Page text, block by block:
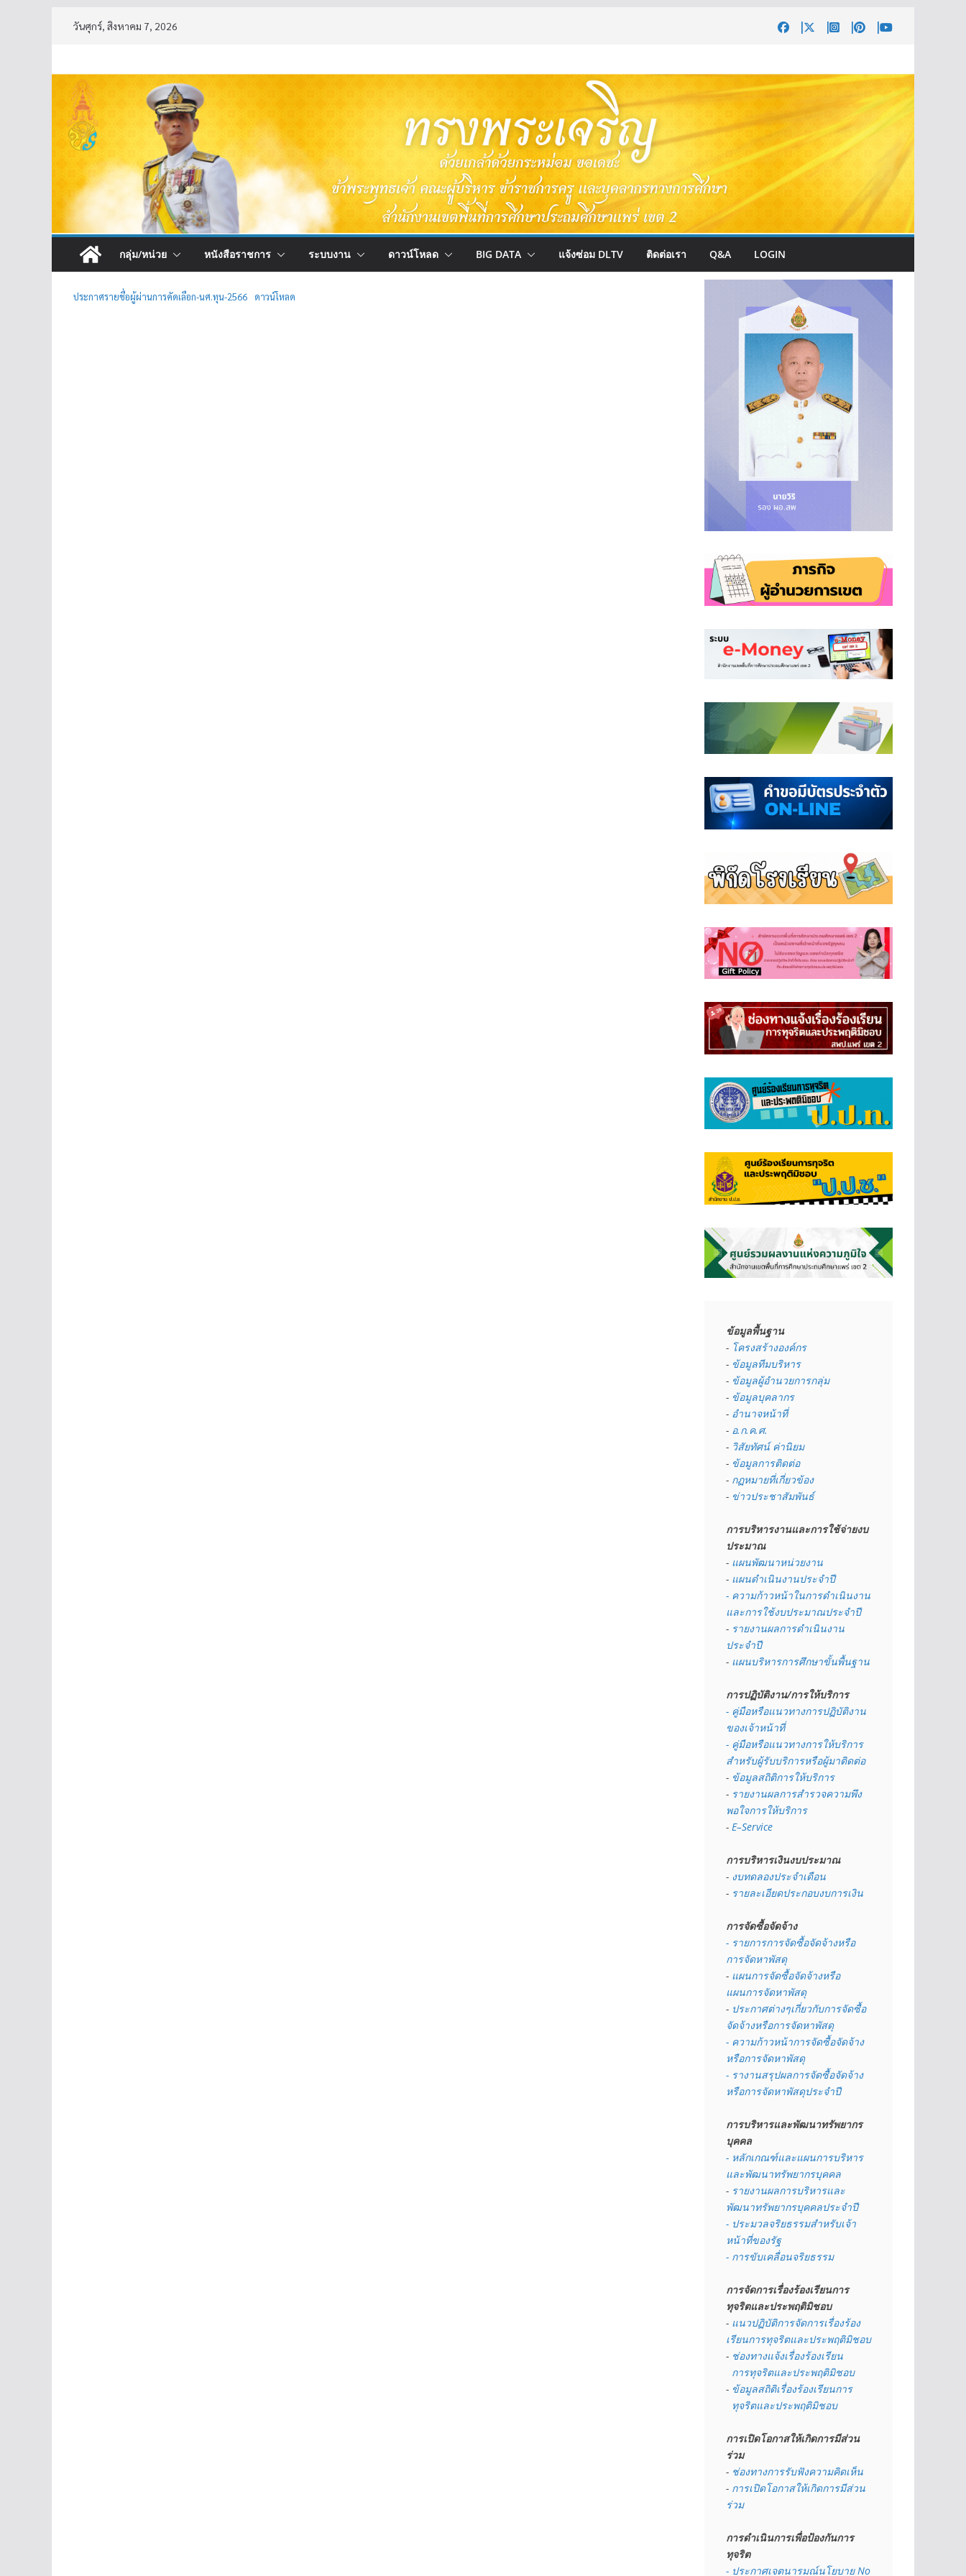
วันศุกร์, สิงหาคม 7, 2026
กลุ่ม/หน่วย หนังสือราชการ ระบบงาน ดาวน์โหลด BIG DATA แจ้งซ่อม DLTV ติดต่อเรา Q&A LOGIN
ประกาศรายชื่อผู้ผ่านการคัดเลือก-นศ.ทุน-2566 ดาวน์โหลด
ข้อมูลพื้นฐาน
- โครงสร้างองค์กร
- ข้อมูลทีมบริหาร
- ข้อมูลผู้อำนวยการกลุ่ม
- ข้อมูลบุคลากร
- อำนาจหน้าที่
- อ.ก.ค.ศ.
- วิสัยทัศน์ ค่านิยม
- ข้อมูลการติดต่อ
- กฏหมายที่เกี่ยวข้อง
- ข่าวประชาสัมพันธ์
การบริหารงานและการใช้จ่ายงบ
ประมาณ
- แผนพัฒนาหน่วยงาน
- แผนดำเนินงานประจำปี
- ความก้าวหน้าในการดำเนินงาน
และการใช้งบประมาณประจำปี
- รายงานผลการดำเนินงาน
ประจำปี
- แผนบริหารการศึกษาขั้นพื้นฐาน
การปฏิบัติงาน/การให้บริการ
- คู่มือหรือแนวทางการปฏิบัติงาน
ของเจ้าหน้าที่
- คู่มือหรือแนวทางการให้บริการ
สำหรับผู้รับบริการหรือผู้มาติดต่อ
- ข้อมูลสถิติการให้บริการ
- รายงานผลการสำรวจความพึง
พอใจการให้บริการ
- E–Service
การบริหารเงินงบประมาณ
- งบทดลองประจำเดือน
- รายละเอียดประกอบงบการเงิน
การจัดซื้อจัดจ้าง
- รายการการจัดซื้อจัดจ้างหรือ
การจัดหาพัสดุ
- แผนการจัดซื้อจัดจ้างหรือ
แผนการจัดหาพัสดุ
- ประกาศต่างๆเกี่ยวกับการจัดซื้อ
จัดจ้างหรือการจัดหาพัสดุ
- ความก้าวหน้าการจัดซื้อจัดจ้าง
หรือการจัดหาพัสดุ
- รางานสรุปผลการจัดซื้อจัดจ้าง
หรือการจัดหาพัสดุประจำปี
การบริหารและพัฒนาทรัพยากร
บุคคล
- หลักเกณฑ์และแผนการบริหาร
และพัฒนาทรัพยากรบุคคล
- รายงานผลการบริหารและ
พัฒนาทรัพยากรบุคคลประจำปี
- ประมวลจริยธรรมสำหรับเจ้า
หน้าที่ของรัฐ
- การขับเคลื่อนจริยธรรม
การจัดการเรื่องร้องเรียนการ
ทุจริตและประพฤติมิชอบ
- แนวปฏิบัติการจัดการเรื่องร้อง
เรียนการทุจริตและประพฤติมิชอบ
- ช่องทางแจ้งเรื่องร้องเรียน
  การทุจริตและประพฤติมิชอบ
- ข้อมูลสถิติเรื่องร้องเรียนการ
  ทุจริตและประพฤติมิชอบ
การเปิดโอกาสให้เกิดการมีส่วน
ร่วม
- ช่องทางการรับฟังความคิดเห็น
- การเปิดโอกาสให้เกิดการมีส่วน
ร่วม
การดำเนินการเพื่อป้องกันการ
ทุจริต
- ประกาศเจตนารมณ์นโยบาย No